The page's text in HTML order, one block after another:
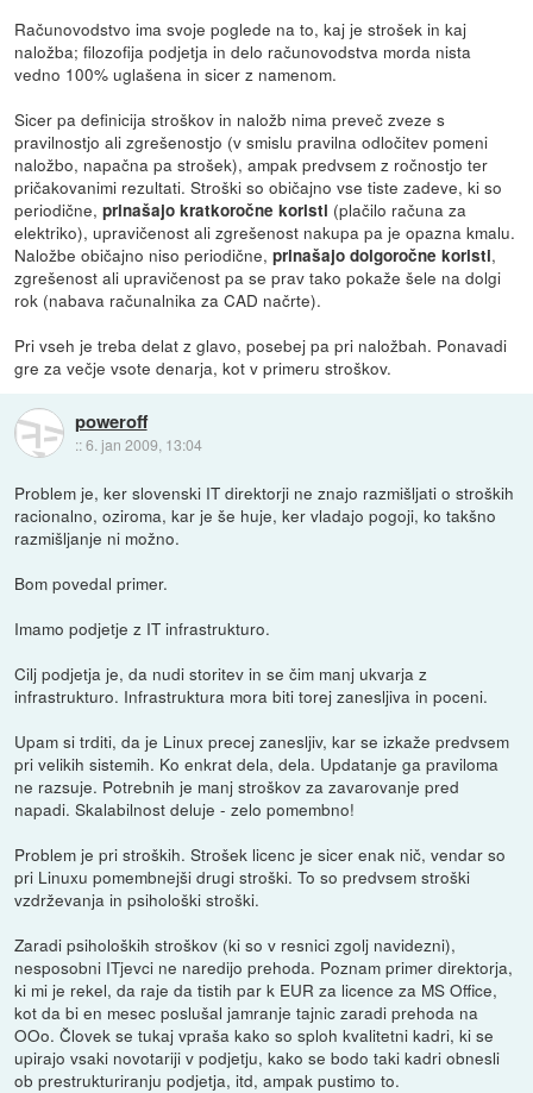
Računovodstvo ima svoje poglede na to, kaj je strošek in kaj
naložba; filozofija podjetja in delo računovodstva morda nista
vedno 100% uglašena in sicer z namenom.
Sicer pa definicija stroškov in naložb nima preveč zveze s
pravilnostjo ali zgrešenostjo (v smislu pravilna odločitev pomeni
naložbo, napačna pa strošek), ampak predvsem z ročnostjo ter
pričakovanimi rezultati. Stroški so običajno vse tiste zadeve, ki so
periodične,prinašajo kratkoročne koristi (plačilo računa za
elektriko), upravičenost ali zgrešenost nakupa pa je opazna kmalu.
Naložbe običajno niso periodične,prinašajo dolgoročne koristi,
zgrešenost ali upravičenost pa se prav tako pokaže šele na dolgi
rok (nabava računalnika za CAD načrte).
Pri vseh je treba delat z glavo, posebej pa pri naložbah. Ponavadi
gre za večje vsote denarja, kot v primeru stroškov.
poweroff
::6. jan 2009, 13:04
Problem je, ker slovenski IT direktorji ne znajo razmišljati o stroških
racionalno, oziroma, kar je še huje, ker vladajo pogoji, ko takšno
razmišljanje ni možno.
Bom povedal primer.
Imamo podjetje z IT infrastrukturo.
Cilj podjetja je, da nudi storitev in se čim manj ukvarja z
infrastrukturo. Infrastruktura mora biti torej zanesljiva in poceni.
Upam si trditi, da je Linux precej zanesljiv, kar se izkaže predvsem
pri velikih sistemih. Ko enkrat dela, dela. Updatanje ga praviloma
ne razsuje. Potrebnih je manj stroškov za zavarovanje pred
napadi. Skalabilnost deluje - zelo pomembno!
Problem je pri stroških. Strošek licenc je sicer enak nič, vendar so
pri Linuxu pomembnejši drugi stroški. To so predvsem stroški
vzdrževanja in psihološki stroški.
Zaradi psiholoških stroškov (ki so v resnici zgolj navidezni),
nesposobni ITjevci ne naredijo prehoda. Poznam primer direktorja,
ki mi je rekel, da raje da tistih par k EUR za licence za MS Office,
kot da bi en mesec poslušal jamranje tajnic zaradi prehoda na
OOo. Človek se tukaj vpraša kako so sploh kvalitetni kadri, ki se
upirajo vsaki novotariji v podjetju, kako se bodo taki kadri obnesli
ob prestrukturiranju podjetja, itd, ampak pustimo to.